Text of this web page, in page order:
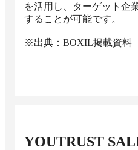
を活用し、ターゲット企
することが可能です。
※出典：BOXIL掲載資料
YOUTRUST